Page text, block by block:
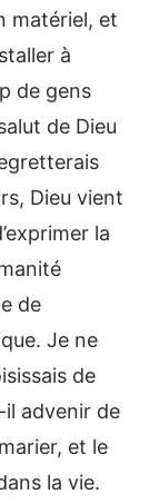
matériel, et
à
de gens
de Dieu
Dieu vient
la
de
Je ne
de
il advenir de
et le
la vie.